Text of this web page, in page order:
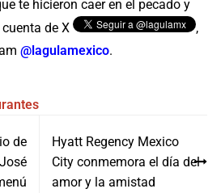
te hicieron caer en el pecado y
cuenta de X
,
@lagulamexico.
de
Hyatt Regency Mexico
City conmemora el día del
amor y la amistad